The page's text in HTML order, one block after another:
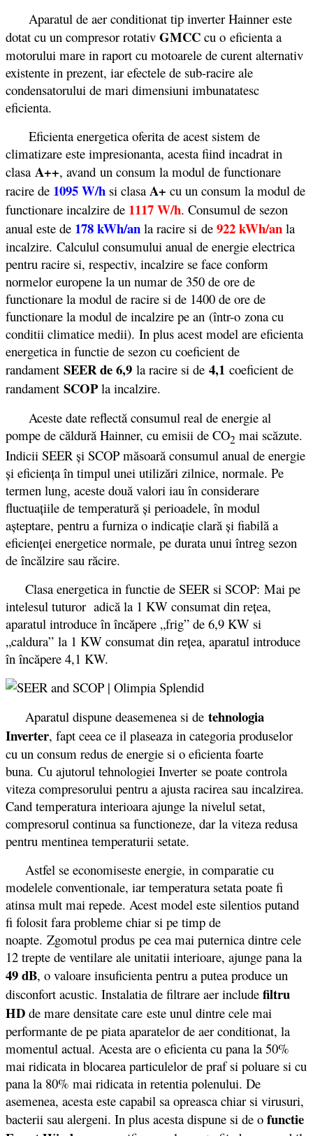
Aparatul de aer conditionat tip inverter Hainner este
dotat cu un compresor rotativ GMCC cu o eficienta a
motorului mare in raport cu motoarele de curent alternativ
existente in prezent, iar efectele de sub-racire ale
condensatorului de mari dimensiuni imbunatatesc
eficienta.
Eficienta energetica oferita de acest sistem de
climatizare este impresionanta, acesta fiind incadrat in
clasa A++, avand un consum la modul de functionare
racire de 1095 W/h si clasa A+ cu un consum la modul de
functionare incalzire de 1117 W/h. Consumul de sezon
anual este de 178 kWh/an la racire si de 922 kWh/an la
incalzire. Calculul consumului anual de energie electrica
pentru racire si, respectiv, incalzire se face conform
normelor europene la un numar de 350 de ore de
functionare la modul de racire si de 1400 de ore de
functionare la modul de incalzire pe an (într-o zona cu
conditii climatice medii). In plus acest model are eficienta
energetica in functie de sezon cu coeficient de
randament SEER de 6,9 la racire si de 4,1 coeficient de
randament SCOPla incalzire.
Aceste date reflectă consumul real de energie al
pompe de căldură Hainner, cu emisii de CO2 mai scăzute.
Indicii SEER şi SCOP măsoară consumul anual de energie
şi eficienţa în timpul unei utilizări zilnice, normale. Pe
termen lung, aceste două valori iau în considerare
fluctuaţiile de temperatură şi perioadele, în modul
aşteptare, pentru a furniza o indicaţie clară şi fiabilă a
eficienţei energetice normale, pe durata unui întreg sezon
de încălzire sau răcire.
Clasa energetica in functie de SEER si SCOP: Mai pe
intelesul tuturor adică la 1 KW consumat din reţea,
aparatul introduce în încăpere „frig” de 6,9 KW si
„caldura” la 1 KW consumat din reţea, aparatul introduce
în încăpere 4,1 KW.
Aparatul dispune deasemenea si de tehnologia
Inverter, fapt ceea ce il plaseaza in categoria produselor
cu un consum redus de energie si o eficienta foarte
buna. Cu ajutorul tehnologiei Inverter se poate controla
viteza compresorului pentru a ajusta racirea sau incalzirea.
Cand temperatura interioara ajunge la nivelul setat,
compresorul continua sa functioneze, dar la viteza redusa
pentru mentinea temperaturii setate.
Astfel se economiseste energie, in comparatie cu
modelele conventionale, iar temperatura setata poate fi
atinsa mult mai repede. Acest model este silentios putand
fi folosit fara probleme chiar si pe timp de
noapte. Zgomotul produs pe cea mai puternica dintre cele
12 trepte de ventilare ale unitatii interioare, ajunge pana la
49 dB, o valoare insuficienta pentru a putea produce un
disconfort acustic. Instalatia de filtrare aer include filtru
HD de mare densitate care este unul dintre cele mai
performante de pe piata aparatelor de aer conditionat, la
momentul actual. Acesta are o eficienta cu pana la 50%
mai ridicata in blocarea particulelor de praf si poluare si cu
pana la 80% mai ridicata in retentia polenului. De
asemenea, acesta este capabil sa opreasca chiar si virusuri,
bacterii sau alergeni. In plus acesta dispune si de o functie